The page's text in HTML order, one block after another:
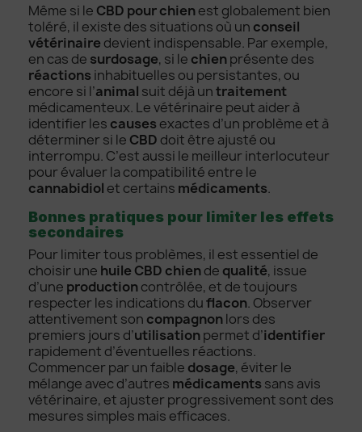
Même si le CBD pour chienest globalement bien
toléré, il existe des situations où un conseil
vétérinaire devient indispensable. Par exemple,
en cas de surdosage, si le chienprésente des
réactions inhabituelles ou persistantes, ou
encore si l’animal suit déjà untraitement
médicamenteux. Le vétérinaire peut aider à
identifier les causes exactes d’un problème et à
déterminer si le CBD doit être ajusté ou
interrompu. C’est aussi le meilleur interlocuteur
pour évaluer la compatibilité entre le
cannabidiol et certains médicaments.
Bonnes pratiques pour limiter les effets
secondaires
Pour limiter tous problèmes, il est essentiel de
choisir une huile CBD chiende qualité, issue
d’une productioncontrôlée, et de toujours
respecter les indications duflacon. Observer
attentivement son compagnonlors des
premiers jours d’utilisationpermet d’identifier
rapidement d’éventuelles réactions.
Commencer par un faible dosage, éviter le
mélange avec d’autres médicaments sans avis
vétérinaire, et ajuster progressivement sont des
mesures simples mais efficaces.